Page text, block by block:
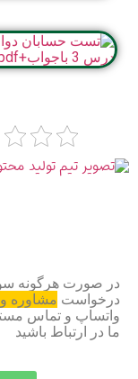
در صورت هرگونه
درخواست مشاوره
ما در ارتباط باشید